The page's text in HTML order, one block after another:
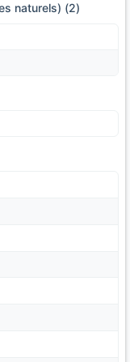
naturels) (2)